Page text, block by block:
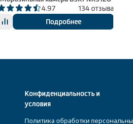
4.97
134 отзыва
Подробнее
Конфиденциальность и
условия
Политика обработки